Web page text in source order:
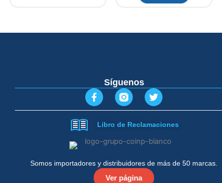
Somos importadores y distribuidores de más de 50 marcas.
Ver página
Síguenos
F
a
c
b
o
-
f
T
w
i
t
e
r
Libro de Reclamaciones